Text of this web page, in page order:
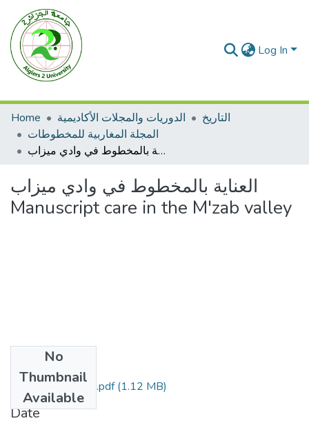
Log In
Home الدوريات والمجلات الأكاديمية
التاريخ
المجلة المغاربية للمخطوطات
العناية بالمخطوط في وادي ميزاب Manuscript care in the M'zab valley
العناية بالمخطوط في وادي ميزاب
Manuscript care in the M'zab valley
No
Thumbnail
Available
Vol1_Num1_Art6.pdf(1.12 MB)
Date